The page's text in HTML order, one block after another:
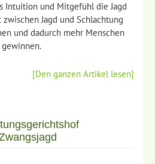
Intuition und Mitgefühl die Jagd
Jagd und Schlachtung
und dadurch mehr Menschen
[Den ganzen Artikel lesen]